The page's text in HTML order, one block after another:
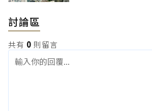
討論區
共有 0 則留言